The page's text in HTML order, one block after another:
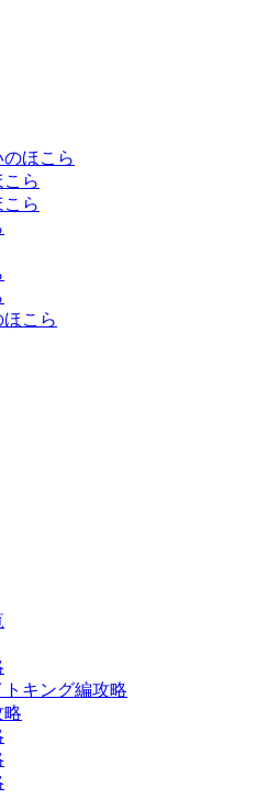
ほこら
ら
ら
こら
キング編攻略
略